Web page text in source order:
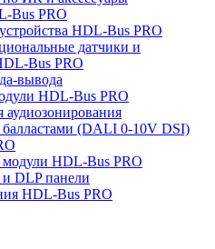
Bus PRO
HDL-Bus PRO
датчики и
Bus PRO
вывода
HDL-Bus PRO
аудиозонирования
балластами (DALI 0-10V DSI)
HDL-Bus PRO
DLP панели
HDL-Bus PRO